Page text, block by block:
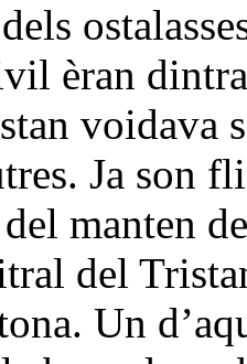
èran
voidava
Ja son
manten
del
Un